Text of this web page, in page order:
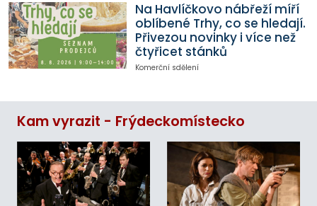
Na Havlíčkovo nábřeží míří
oblíbené Trhy, co se hledají.
Přivezou novinky i více než
čtyřicet stánků
Komerční sdělení
Kam vyrazit - Frýdeckomístecko